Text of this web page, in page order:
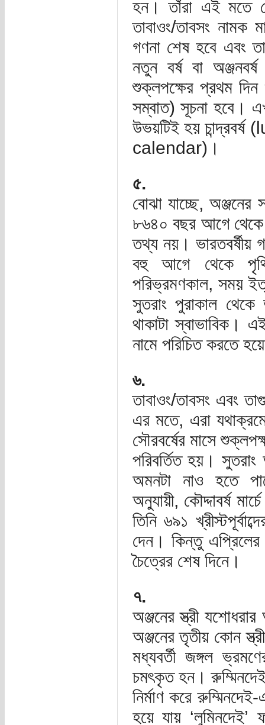
হন। তাঁরা এই মতে
তাবাওং/তাবসং নামক
গণনা শেষ হবে এবং
নতুন বর্ষ বা
শুক্লপক্ষের প্রথম
সম্বাত) সূচনা হবে।
উভয়টিই হয়
calendar)।
৫.
বোঝা যাচ্ছে, অঞ্জনের
৮৬৪০ বছর আগে থেকে
তথ্য নয়। ভারতবর্ষীয়
বহু আগে থেকে
পরিভ্রমণকাল, সময়
সুতরাং পুরাকাল থেকে
থাকাটা স্বাভাবিক।
নামে পরিচিত করতে
৬.
তাবাওং/তাবসং
এর মতে, এরা
সৌরবর্ষের মাসে
পরিবর্তিত হয়।
অমনটা নাও হতে
অনুযায়ী, কৌদ্দাবর্ষ
তিনি ৬৯১
দেন। কিন্তু
চৈত্রের শেষ দিনে।
৭.
অঞ্জনের স্ত্রী
অঞ্জনের তৃতীয় কোন
মধ্যবর্তী জঙ্গল
চমৎকৃত হন।
নির্মাণ করে
হয়ে যায় ‘লুমিনদেই’